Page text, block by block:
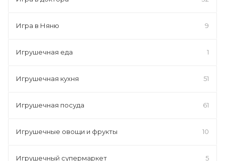
Игра в Няню 9
Игрушечная еда 1
Игрушечная кухня 51
Игрушечная посуда 61
Игрушечные овощи и фрукты 10
Игрушечный супермаркет 5